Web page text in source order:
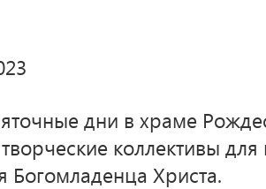
дни в храме
коллективы
Богомладенца Христа.